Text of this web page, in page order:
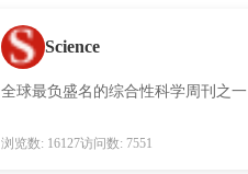
Science
全球最负盛名的综合性科学周刊之一
浏览数: 16127访问数: 7551